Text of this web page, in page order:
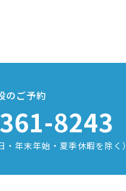
のご予約
8243
・年末年始・夏季休暇を除く）